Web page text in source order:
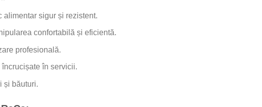
alimentar sigur și rezistent.
confortabilă și eficientă.
profesională.
în servicii.
și băuturi.